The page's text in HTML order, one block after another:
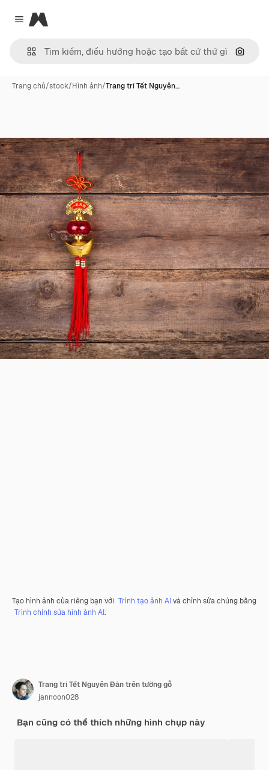
Close menu
Magnific
Tìm
Trang chủ/stock/Hình ảnh/Trang trí Tết Nguyên…
Tạo hình ảnh của riêng bạn với Trình tạo ảnh AIvà chỉnh sửa chúng bằng
Trình chỉnh sửa hình ảnh AI.
Trang trí Tết Nguyên Đán trên tường gỗ
jannoon028
Bạn cũng có thể thích những hình chụp này